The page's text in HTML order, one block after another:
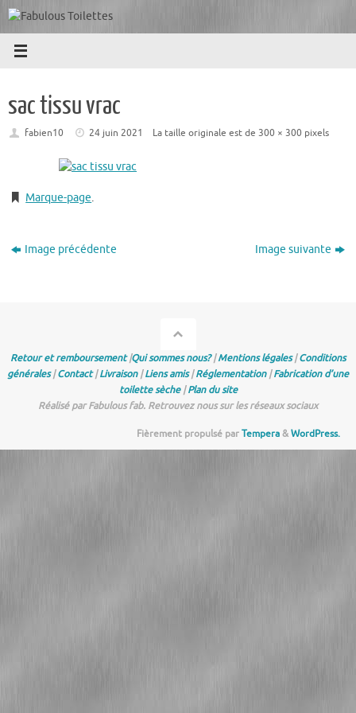
Passer
au
contenu
sac tissu vrac
fabien10 24 juin 2021 La taille originale est de300 × 300 pixels
Marque-page.
Image précédente Image suivante
Retour et remboursement|Qui sommes nous?|Mentions légales|Conditions
générales|Contact|Livraison|Liens amis|Réglementation|Fabrication d’une
toilette sèche|Plan du site
Réalisé par Fabulous fab. Retrouvez nous sur les réseaux sociaux
Fièrement propulsé parTempera&WordPress.